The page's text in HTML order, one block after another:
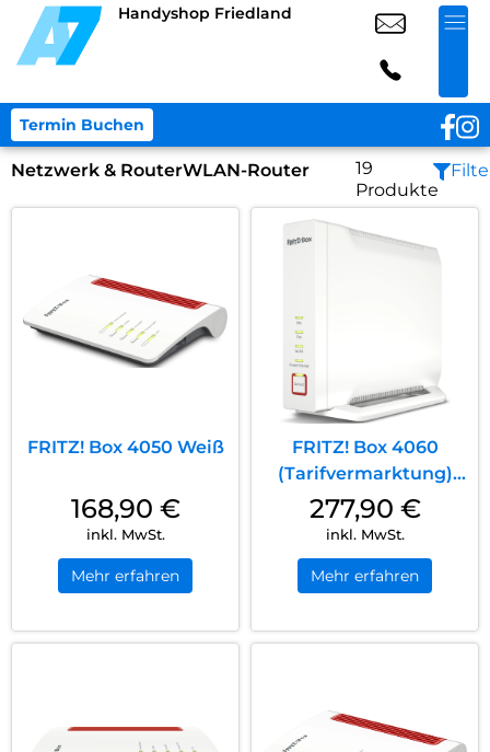
Handyshop Friedland
Termin Buchen
Netzwerk & RouterWLAN-Router
19
Produkte
FRITZ! Box 4050 Weiß
168,90 €
inkl. MwSt.
Mehr erfahren
FRITZ! Box 4060
(Tarifvermarktung)
Weiß
277,90 €
inkl. MwSt.
Mehr erfahren